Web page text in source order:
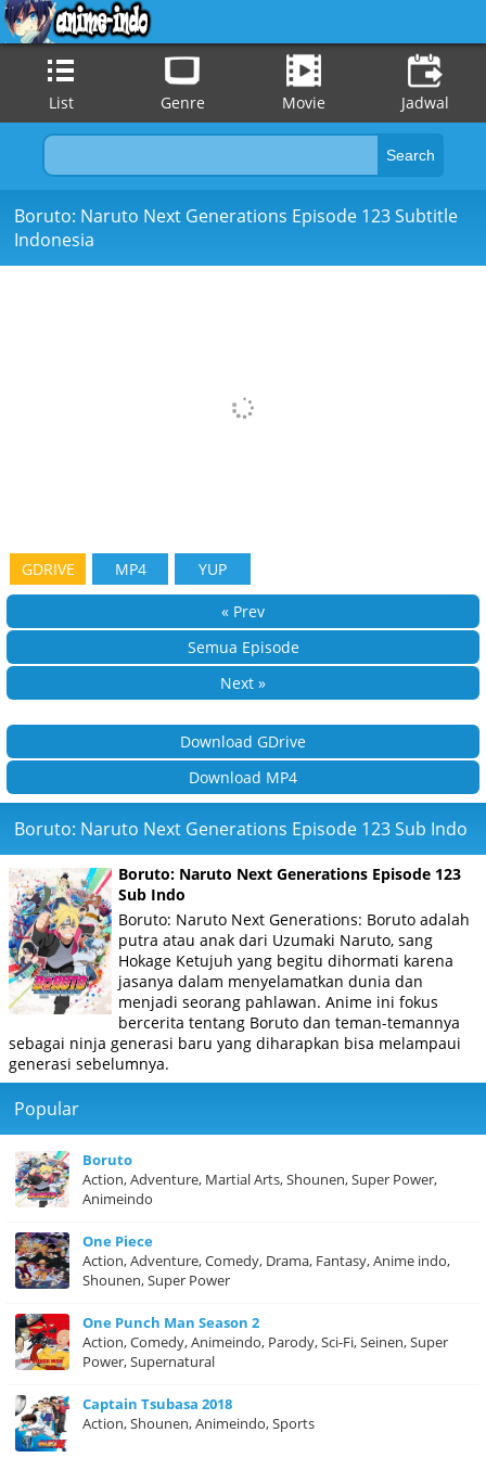
List Genre Movie Jadwal
Boruto: Naruto Next Generations Episode 123 Subtitle
Indonesia
GDRIVE MP4 YUP
« Prev
Semua Episode
Next »
Download GDrive
Download MP4
Boruto: Naruto Next Generations Episode 123 Sub Indo
Boruto: Naruto Next Generations Episode 123
Sub Indo
Boruto: Naruto Next Generations: Boruto adalah
putra atau anak dari Uzumaki Naruto, sang
Hokage Ketujuh yang begitu dihormati karena
jasanya dalam menyelamatkan dunia dan
menjadi seorang pahlawan. Anime ini fokus
bercerita tentang Boruto dan teman-temannya
sebagai ninja generasi baru yang diharapkan bisa melampaui
generasi sebelumnya.
Popular
Boruto
Action, Adventure, Martial Arts, Shounen, Super Power,
Animeindo
One Piece
Action, Adventure, Comedy, Drama, Fantasy, Anime indo,
Shounen, Super Power
One Punch Man Season 2
Action, Comedy, Animeindo, Parody, Sci-Fi, Seinen, Super
Power, Supernatural
Captain Tsubasa 2018
Action, Shounen, Animeindo, Sports